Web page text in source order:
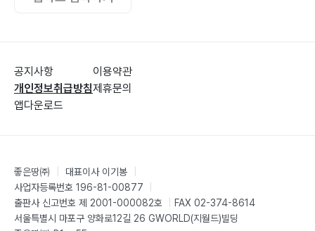
마약 중독
종교 중독
결혼 전 인생 과제풀기
결혼의 아픔
결혼은 도피처가 아니다
공지사항
개인정보취급방침
앱다운로드
이용약관
제휴문의
좋은땅㈜ 대표이사 이기봉
사업자등록번호 196-81-00877
출판사 신고번호 제 2001-000082호
FAX 02-374-8614
서울특별시 마포구 양화로12길 26 GWORLD(지월드)빌딩